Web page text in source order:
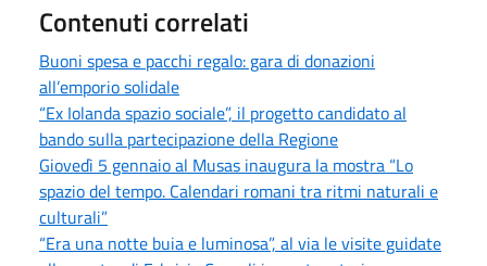
Contenuti correlati
Buoni spesa e pacchi regalo: gara di donazioni
all’emporio solidale
“Ex Iolanda spazio sociale”, il progetto candidato al
bando sulla partecipazione della Regione
Giovedì 5 gennaio al Musas inaugura la mostra “Lo
spazio del tempo. Calendari romani tra ritmi naturali e
culturali”
“Era una notte buia e luminosa”, al via le visite guidate